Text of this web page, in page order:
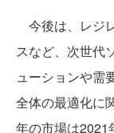
今後は、レジ
スなど、次世代
ューションや需
全体の最適化に
年の市場は2021